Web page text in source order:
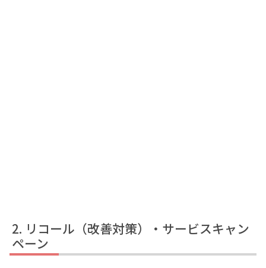
リコール（改善対策）・サービスキャン
ペーン